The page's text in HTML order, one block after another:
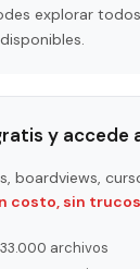
explorar
y accede
boardviews,
costo, sin
archivos